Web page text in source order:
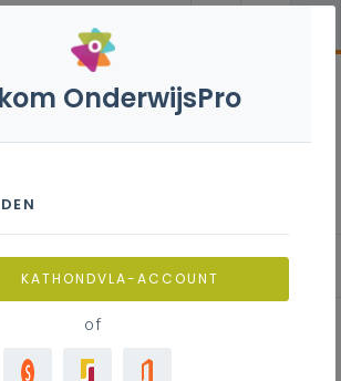
fusie
OnderwijsPro
KATHONDVLA-ACCOUNT
of